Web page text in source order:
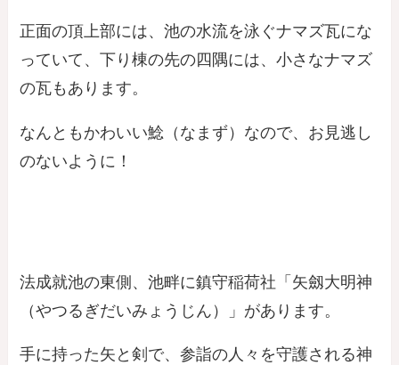
正面の頂上部には、池の水流を泳ぐナマズ瓦にな
っていて、下り棟の先の四隅には、小さなナマズ
の瓦もあります。
なんともかわいい鯰（なまず）なので、お見逃し
のないように！
法成就池の東側、池畔に鎮守稲荷社「矢劔大明神
（やつるぎだいみょうじん）」があります。
手に持った矢と剣で、参詣の人々を守護される神